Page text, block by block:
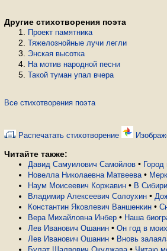
Другие стихотворения поэта
Проект памятника
Тяжелознойные лучи легли
Энская высотка
На мотив народной песни
Такой туман упал вчера
Все стихотворения поэта
Распечатать стихотворение
Читайте также:
Давид Самуилович Самойлов •
Новелла Николаевна Матвеева •
Наум Моисеевич Коржавин • В Сибири
Владимир Алексеевич Солоухин •
Константин Яковлевич Ваншенкин •
Вера Михайловна Инбер • Наша
Лев Иванович Ошанин • Он год в
Лев Иванович Ошанин • Вновь